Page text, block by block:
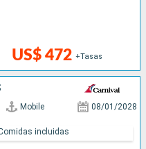
US$ 472 +Tasas
Mobile 08/01/2028
incluidas